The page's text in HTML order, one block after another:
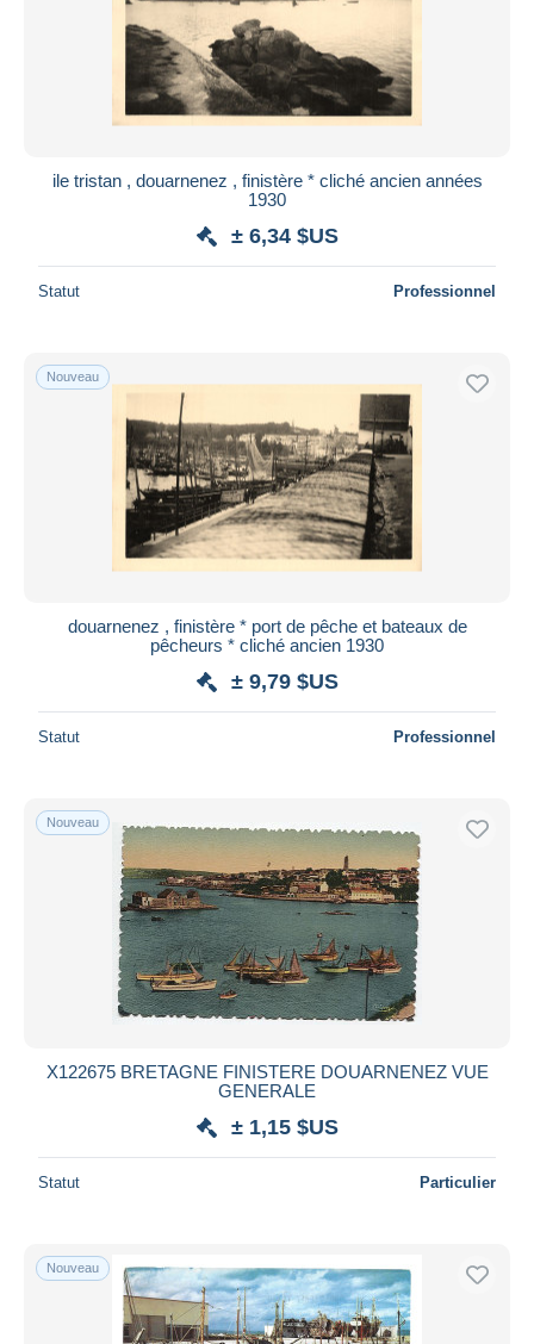
ile tristan , douarnenez , finistère * cliché ancien années
1930
± 6,34 $US
Statut Professionnel
Nouveau
douarnenez , finistère * port de pêche et bateaux de
pêcheurs * cliché ancien 1930
± 9,79 $US
Statut Professionnel
Nouveau
X122675 BRETAGNE FINISTERE DOUARNENEZ VUE
GENERALE
± 1,15 $US
Statut Particulier
Nouveau